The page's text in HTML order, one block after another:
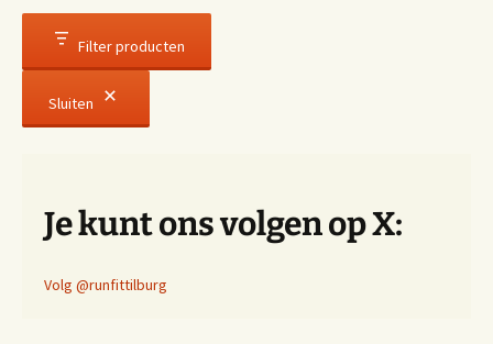
Filter producten
Sluiten
Je kunt ons volgen op X:
Volg @runfittilburg